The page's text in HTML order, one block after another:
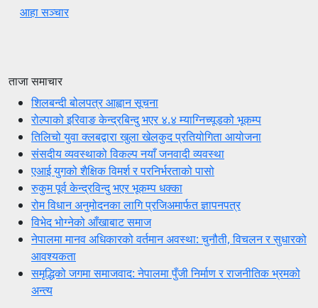
आहा सञ्चार
ताजा समाचार
शिलबन्दी बोलपत्र आह्वान सूचना
रोल्पाको इरिवाङ केन्द्रबिन्दु भएर ४.४ म्याग्निच्यूडको भूकम्प
तिलिचो युवा क्लबद्वारा खुला खेलकुद प्रतियोगिता आयोजना
संसदीय व्यवस्थाको विकल्प नयाँ जनवादी व्यवस्था
एआई युगको शैक्षिक विमर्श र परनिर्भरताको पासो
रुकुम पूर्व केन्द्रविन्दु भएर भूकम्प धक्का
रोम विधान अनुमोदनका लागि प्रजिअमार्फत ज्ञापनपत्र
विभेद भोग्नेको आँखाबाट समाज
नेपालमा मानव अधिकारको वर्तमान अवस्था: चुनौती, विचलन र सुधारको
आवश्यकता
समृद्धिको जगमा समाजवाद: नेपालमा पुँजी निर्माण र राजनीतिक भ्रमको
अन्त्य